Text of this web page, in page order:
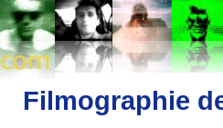
Filmographie